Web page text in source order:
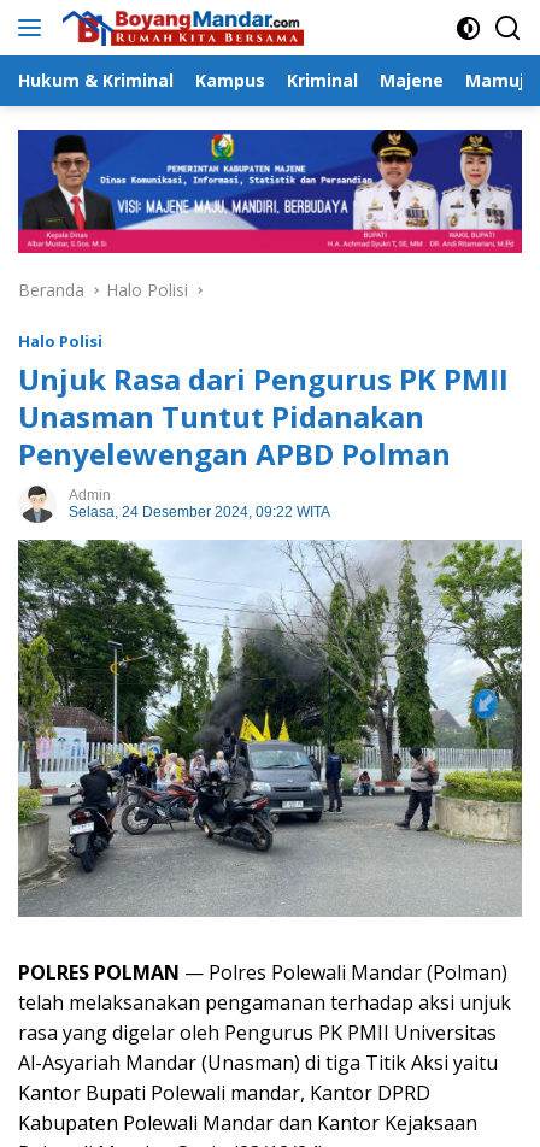
Langsung
Hukum & Kriminal Kampus Kriminal Majene Mamuju
Beranda Halo Polisi
Halo Polisi
Unjuk Rasa dari Pengurus PK PMII
Unasman Tuntut Pidanakan
Penyelewengan APBD Polman
Admin
Selasa, 24 Desember 2024, 09:22 WITA
POLRES POLMAN — Polres Polewali Mandar (Polman)
telah melaksanakan pengamanan terhadap aksi unjuk
rasa yang digelar oleh Pengurus PK PMII Universitas
Al-Asyariah Mandar (Unasman) di tiga Titik Aksi yaitu
Kantor Bupati Polewali mandar, Kantor DPRD
Kabupaten Polewali Mandar dan Kantor Kejaksaan